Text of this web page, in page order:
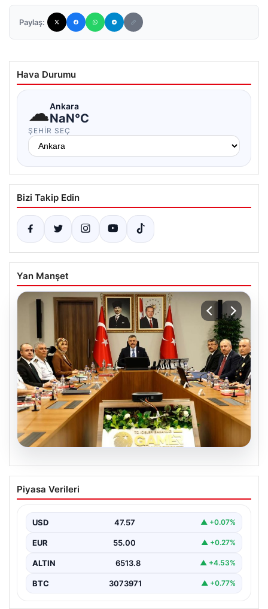
Paylaş:
Hava Durumu
☁Ankara
NaN°C
ŞEHIR SEÇ
Bizi Takip Edin
Yan Manşet
Organize Suçla Mücadele Toplantısı ve
Güvenlik Vizyonu
mücadele alanında yeni bir dönemi başlatmak amacıyla
önemli…
Piyasa Verileri
USD 47.57 ▲ +0.07%
EUR 55.00 ▲ +0.27%
ALTIN 6513.8 ▲ +4.53%
BTC 3073971 ▲ +0.77%